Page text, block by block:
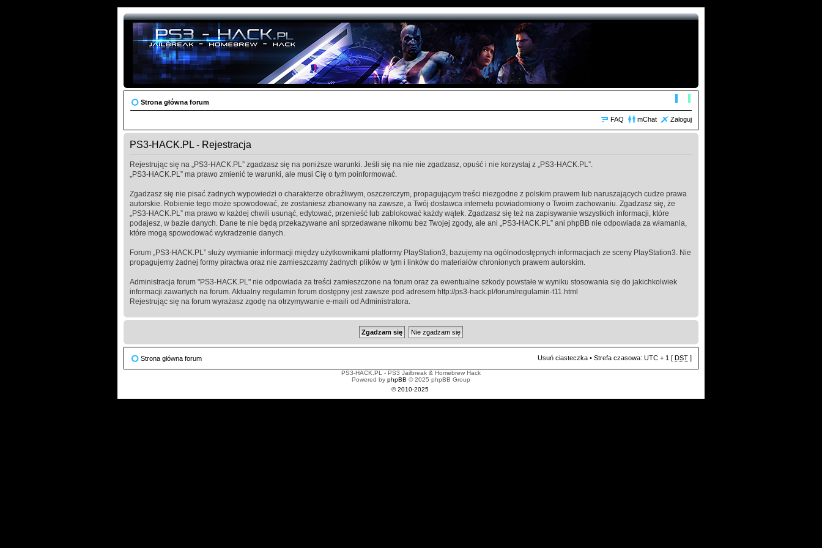
Strona główna forum
FAQ mChat Zaloguj
PS3-HACK.PL - Rejestracja
Rejestrując się na „PS3-HACK.PL” zgadzasz się na poniższe warunki. Jeśli się na nie nie zgadzasz, opuść i nie korzystaj z „PS3-HACK.PL”.
„PS3-HACK.PL” ma prawo zmienić te warunki, ale musi Cię o tym poinformować.
Zgadzasz się nie pisać żadnych wypowiedzi o charakterze obraźliwym, oszczerczym, propagującym treści niezgodne z polskim prawem lub naruszających cudze prawa
autorskie. Robienie tego może spowodować, że zostaniesz zbanowany na zawsze, a Twój dostawca internetu powiadomiony o Twoim zachowaniu. Zgadzasz się, że
„PS3-HACK.PL” ma prawo w każdej chwili usunąć, edytować, przenieść lub zablokować każdy wątek. Zgadzasz się też na zapisywanie wszystkich informacji, które
podajesz, w bazie danych. Dane te nie będą przekazywane ani sprzedawane nikomu bez Twojej zgody, ale ani „PS3-HACK.PL” ani phpBB nie odpowiada za włamania,
które mogą spowodować wykradzenie danych.
Forum „PS3-HACK.PL” służy wymianie informacji między użytkownikami platformy PlayStation3, bazujemy na ogólnodostępnych informacjach ze sceny PlayStation3. Nie
propagujemy żadnej formy piractwa oraz nie zamieszczamy żadnych plików w tym i linków do materiałów chronionych prawem autorskim.
Administracja forum "PS3-HACK.PL" nie odpowiada za treści zamieszczone na forum oraz za ewentualne szkody powstałe w wyniku stosowania się do jakichkolwiek
informacji zawartych na forum. Aktualny regulamin forum dostępny jest zawsze pod adresem http://ps3-hack.pl/forum/regulamin-t11.html
Rejestrując się na forum wyrażasz zgodę na otrzymywanie e-maili od Administratora.
Strona główna forum Usuń ciasteczka • Strefa czasowa: UTC + 1 [ DST ]
PS3-HACK.PL - PS3 Jailbreak & Homebrew Hack
Powered by phpBB © 2025 phpBB Group
© 2010-2025